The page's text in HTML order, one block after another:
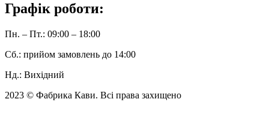
Графік роботи:
Пн. – Пт.: 09:00 – 18:00
Cб.: прийом замовлень до 14:00
Нд.: Вихідний
2023 © Фабрика Кави. Всі права захищено